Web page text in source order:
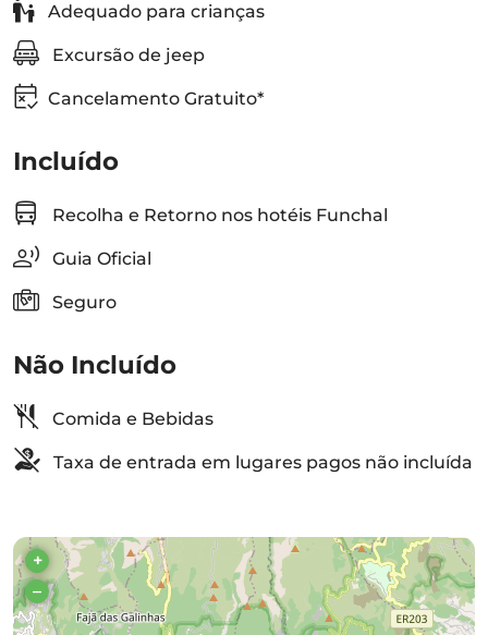
Adequado para crianças
Excursão de jeep
Cancelamento Gratuito*
Incluído
Recolha e Retorno nos hotéis Funchal
Guia Oficial
Seguro
Não Incluído
Comida e Bebidas
Taxa de entrada em lugares pagos não incluída
+
–